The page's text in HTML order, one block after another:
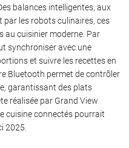
balances intelligentes, aux
les robots culinaires, ces
au cuisinier moderne. Par
synchroniser avec une
et suivre les recettes en
Bluetooth permet de contrôler
garantissant des plats
réalisée par Grand View
cuisine connectés pourrait
2025.